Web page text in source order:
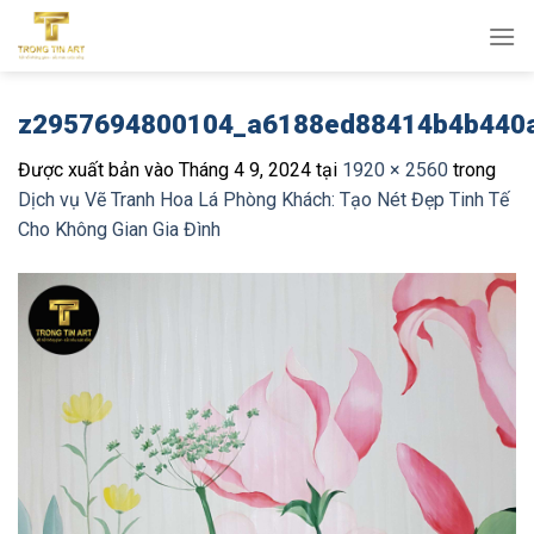
qua
Được xuất bản vào Tháng 4 9, 2024 tại 1920 × 2560 trong
Dịch vụ Vẽ Tranh Hoa Lá Phòng Khách: Tạo Nét Đẹp Tinh Tế
Cho Không Gian Gia Đình